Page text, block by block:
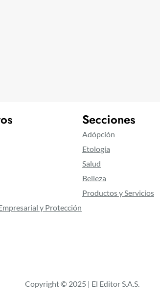
y Protección
Secciones
Adópción
Etología
Salud
Belleza
Productos y Servicios
Copyright © 2025 | El Editor S.A.S.